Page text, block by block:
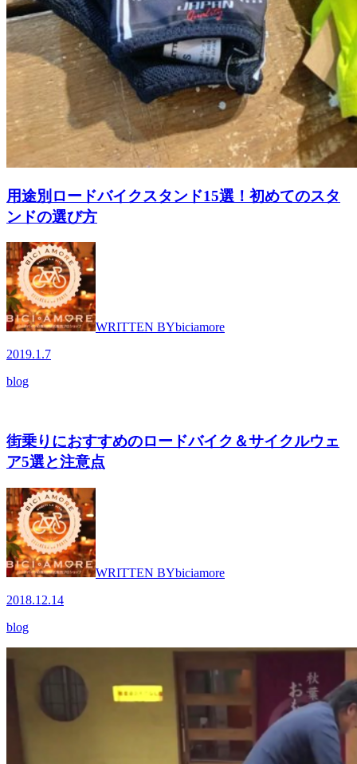
用途別ロードバイクスタンド15選！初めてのスタ
ンドの選び方
WRITTEN BYbiciamore
2019.1.7
blog
街乗りにおすすめのロードバイク＆サイクルウェ
ア5選と注意点
WRITTEN BYbiciamore
2018.12.14
blog